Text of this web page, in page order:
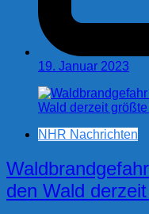
19. Januar 2023
NHR Nachrichten
den Wald